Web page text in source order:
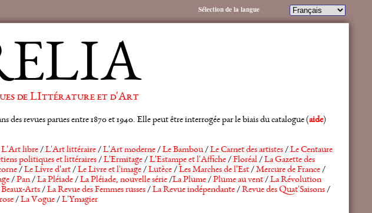
de LIttérature et d'Art
revues parues entre 1870 et 1940. Elle peut être interrogée par le biais du catalogue (aide)
L'Art libre/L'Art littéraire/L'Art moderne/Le Bambou/Le Carnet des artistes/Le Centaure
politiques et littéraires/L'Ermitage/L'Estampe et l'Affiche/Floréal/La Gazette des
/Le Livre d'art/Le Livre et l'image/Lutèce/Les Marches de l'Est/Mercure de France/
/Pan/La Pléiade/La Pléiade, nouvelle série/La Plume/Plume au vent/La Révolution
Beaux-Arts/La Revue des Femmes russes/La Revue indépendante/Revue des Quat'Saisons/
/La Vogue/L'Ymagier
Sélection de la langue